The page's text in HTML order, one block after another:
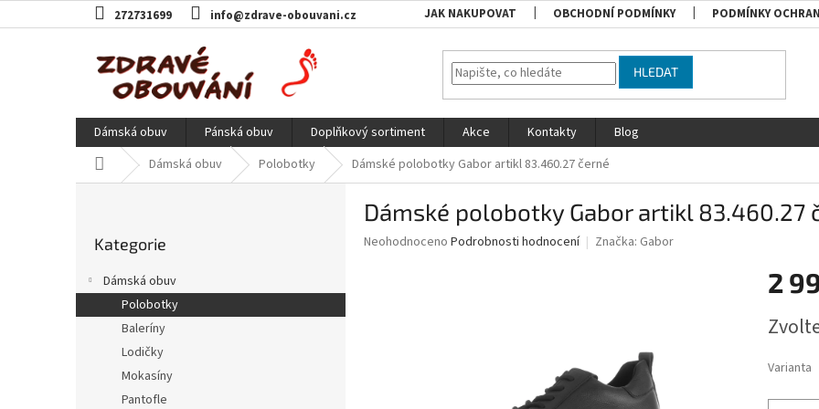
na
272731699 info@zdrave-obouvani.cz JAK NAKUPOVAT OBCHODNÍ PODMÍNKY PODMÍNKY
HLEDAT
Dámská obuv Pánská obuv Doplňkový sortiment Akce Kontakty
Blog
Domů Dámská obuv Polobotky Dámské polobotky Gabor artikl 83.460.27 černé
a
n
kategorie
Kategorie
Dámská obuv
Polobotky
Baleríny
Lodičky
Mokasíny
Pantofle
Dámské polobotky Gabor artikl 83.460.27
Průměrné
Neohodnoceno Podrobnosti hodnocení Značka: Gabor
2
cena:
Varianta